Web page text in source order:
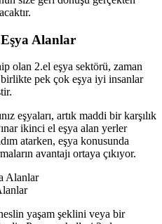
Alanlar
olan 2.el eşya sektörü, zaman
pek çok eşya iyi insanlar
eşyaları, artık maddi bir karşılık
ikinci el eşya alan yerler
atarken, eşya konusunda
avantajı ortaya çıkıyor.
yaşam şeklini veya bir